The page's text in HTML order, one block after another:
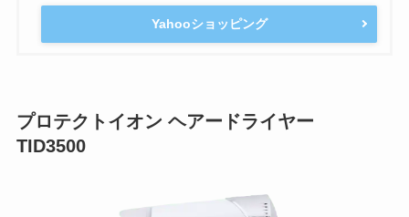
Yahooショッピング
プロテクトイオン ヘアードライヤー
TID3500